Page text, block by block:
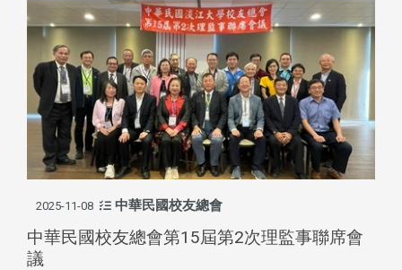
2025-11-08 中華民國校友總會
中華民國校友總會第15屆第2次理監事聯席會
議